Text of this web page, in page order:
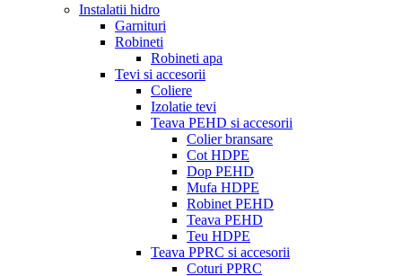
Instalatii hidro
Garnituri
Robineti
Robineti apa
Tevi si accesorii
Coliere
Izolatie tevi
Teava PEHD si accesorii
Colier bransare
Cot HDPE
Dop PEHD
Mufa HDPE
Robinet PEHD
Teava PEHD
Teu HDPE
Teava PPRC si accesorii
Coturi PPRC